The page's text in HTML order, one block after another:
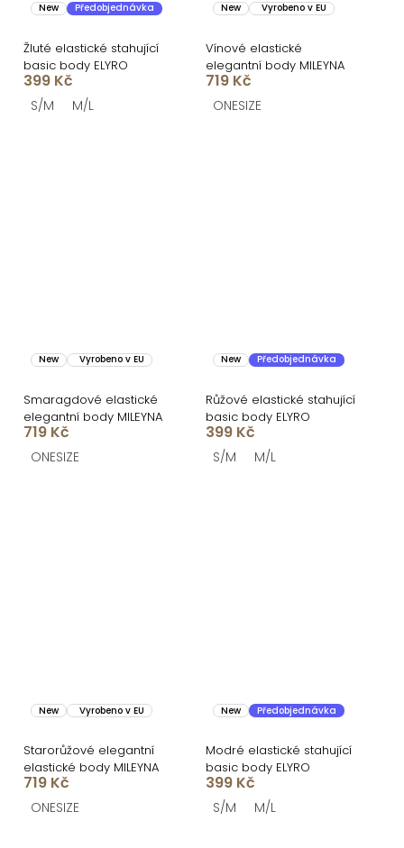
New Předobjednávka
Žluté elastické stahující
basic body ELYRO
399 Kč
S/M M/L
New Vyrobeno v EU
Vínové elastické
elegantní body MILEYNA
719 Kč
ONESIZE
New Vyrobeno v EU
Smaragdové elastické
elegantní body MILEYNA
719 Kč
ONESIZE
New Předobjednávka
Růžové elastické stahující
basic body ELYRO
399 Kč
S/M M/L
New Vyrobeno v EU
Starorůžové elegantní
elastické body MILEYNA
719 Kč
ONESIZE
New Předobjednávka
Modré elastické stahující
basic body ELYRO
399 Kč
S/M M/L